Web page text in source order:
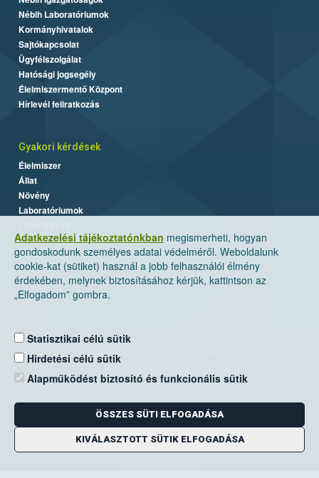
Adatkezelési tájékoztatónkban megismerheti, hogyan
gondoskodunk személyes adatai védelméről. Weboldalunk
cookie-kat (sütiket) használ a jobb felhasználói élmény
érdekében, melynek biztosításához kérjük, kattintson az
„Elfogadom” gombra.
Statisztikai célú sütik
Hirdetési célú sütik
Alapműködést biztosító és funkcionális sütik
ÖSSZES SÜTI ELFOGADÁSA
KIVÁLASZTOTT SÜTIK ELFOGADÁSA
Nébih Laboratóriumok
Kormányhivatalok
Sajtókapcsolat
Ügyfélszolgálat
Hatósági jogsegély
Élelmiszermentő Központ
Hírlevél feliratkozás
Gyakori kérdések
Élelmiszer
Állat
Növény
Laboratóriumok
Nemzeti Élelmiszerlánc-biztonsági Hivatal
Levelezési cím: 1525 Budapest. Pf. 30.
E-mail:ugyfelszolgalat@nebih.gov.hu
Zöld szám: 06-80/263-244
Telefon: 06-1/ 336-9000